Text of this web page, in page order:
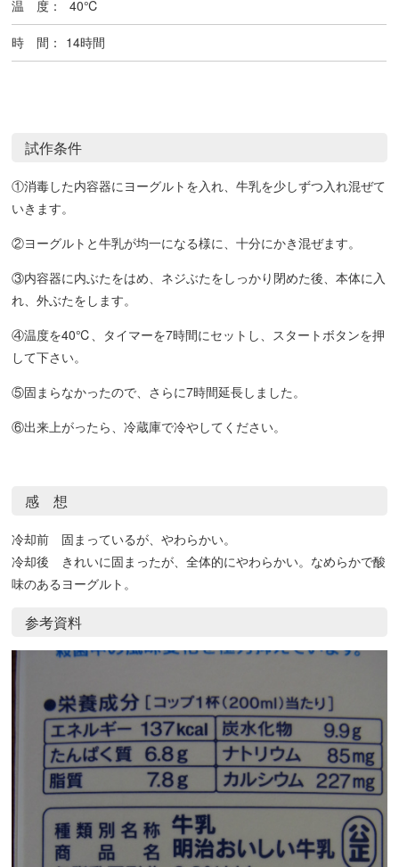
温 度： 40℃
時 間： 14時間
試作条件
①消毒した内容器にヨーグルトを入れ、牛乳を少しずつ入れ混ぜて
いきます。
②ヨーグルトと牛乳が均一になる様に、十分にかき混ぜます。
③内容器に内ぶたをはめ、ネジぶたをしっかり閉めた後、本体に入
れ、外ぶたをします。
④温度を40℃、タイマーを7時間にセットし、スタートボタンを押
して下さい。
⑤固まらなかったので、さらに7時間延長しました。
⑥出来上がったら、冷蔵庫で冷やしてください。
感 想
冷却前 固まっているが、やわらかい。
冷却後 きれいに固まったが、全体的にやわらかい。なめらかで酸
味のあるヨーグルト。
参考資料